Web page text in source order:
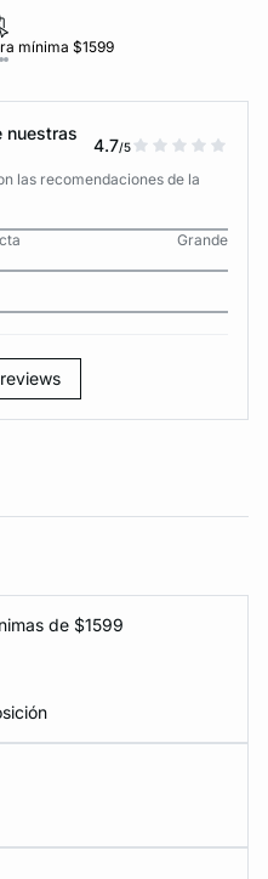
mínima $1599
nuestras
4.7/5
las recomendaciones de la
Grande
de $1599